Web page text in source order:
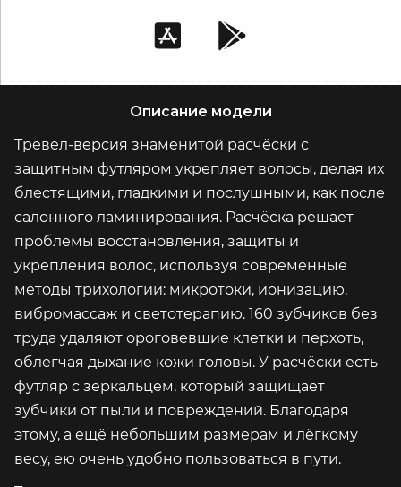
Описание модели
Тревел-версия знаменитой расчёски с
защитным футляром укрепляет волосы, делая их
блестящими, гладкими и послушными, как после
салонного ламинирования. Расчёска решает
проблемы восстановления, защиты и
укрепления волос, используя современные
методы трихологии: микротоки, ионизацию,
вибромассаж и светотерапию. 160 зубчиков без
труда удаляют ороговевшие клетки и перхоть,
облегчая дыхание кожи головы. У расчёски есть
футляр с зеркальцем, который защищает
зубчики от пыли и повреждений. Благодаря
этому, а ещё небольшим размерам и лёгкому
весу, ею очень удобно пользоваться в пути.